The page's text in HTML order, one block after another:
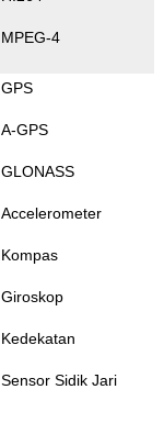
MPEG-4
GPS
A-GPS
GLONASS
Accelerometer
Kompas
Giroskop
Kedekatan
Sensor Sidik Jari